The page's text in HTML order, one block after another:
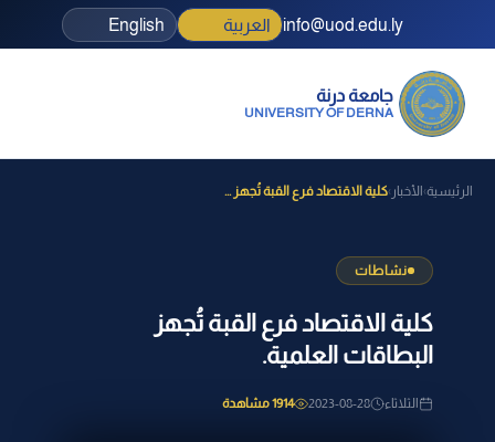
info@uod.edu.ly العربية English
جامعة درنة
UNIVERSITY OF DERNA
الرئيسية› الأخبار ›كلية الاقتصاد فرع القبة تُجهز ...
نشاطات
كلية الاقتصاد فرع القبة تُجهز
البطاقات العلمية.
الثلاثاء 2023-08-28 1914 مشاهدة